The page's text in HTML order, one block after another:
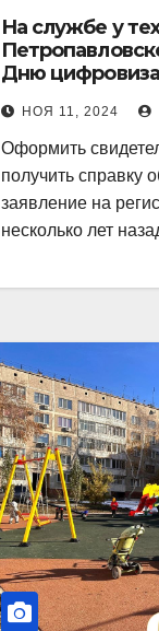
На службе у
Дню
НОЯ 11, 2024
Оформить
получить справку
заявление на
несколько лет